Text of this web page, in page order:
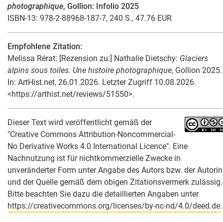
photographique, Gollion: Infolio 2025
ISBN-13: 978-2-88968-187-7, 240 S., 47.76 EUR
Empfohlene Zitation:
Melissa Rérat: [Rezension zu:] Nathalie Dietschy: Glaciers
alpins sous toiles. Une histoire photographique, Gollion 2025.
In: ArtHist.net, 26.01.2026. Letzter Zugriff 10.08.2026.
<https://arthist.net/reviews/51550>.
Dieser Text wird veröffentlicht gemäß der
"Creative Commons Attribution-Noncommercial-
No Derivative Works 4.0 International Licence". Eine
Nachnutzung ist für nichtkommerzielle Zwecke in
unveränderter Form unter Angabe des Autors bzw. der Autorin
und der Quelle gemäß dem obigen Zitationsvermerk zulässig.
Bitte beachten Sie dazu die detaillierten Angaben unter
https://creativecommons.org/licenses/by-nc-nd/4.0/deed.de.